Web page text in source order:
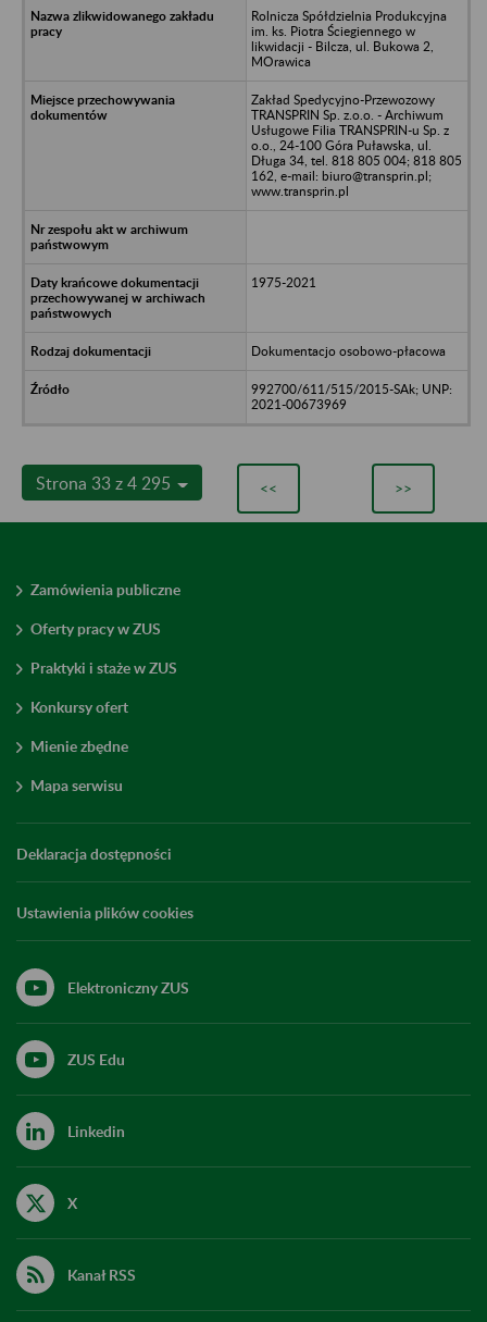
Rolnicza Spółdzielnia Produkcyjna
im. ks. Piotra Ściegiennego w
likwidacji - Bilcza, ul. Bukowa 2,
MOrawica
Zakład Spedycyjno-Przewozowy
TRANSPRIN Sp. z.o.o. - Archiwum
Usługowe Filia TRANSPRIN-u Sp. z
o.o., 24-100 Góra Puławska, ul.
Długa 34, tel. 818 805 004; 818 805
162, e-mail: biuro@transprin.pl;
www.transprin.pl
1975-2021
Dokumentacjo osobowo-płacowa
992700/611/515/2015-SAk; UNP:
2021-00673969
Strona 33 z 4 295 << >>
Zamówienia publiczne
Oferty pracy w ZUS
Praktyki i staże w ZUS
Konkursy ofert
Mienie zbędne
Mapa serwisu
Deklaracja dostępności
Ustawienia plików cookies
Elektroniczny ZUS
ZUS Edu
Linkedin
X
Kanał RSS